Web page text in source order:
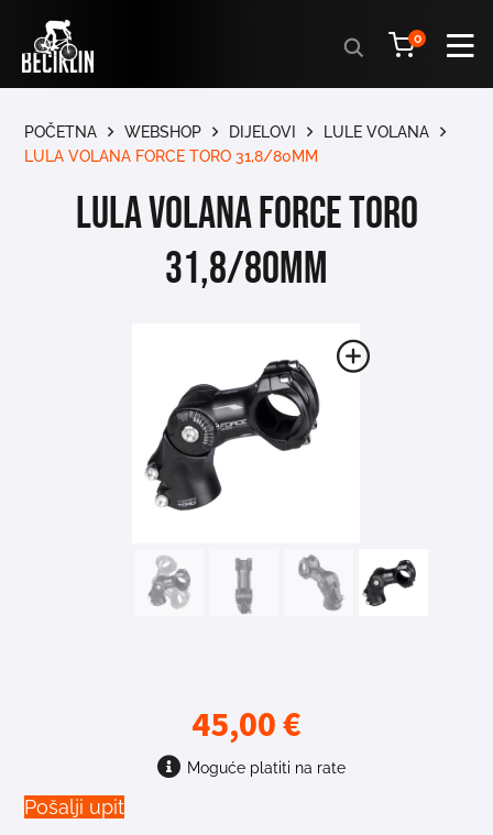
Products
search
0
POČETNA WEBSHOP DIJELOVI
LULE VOLANA
LULA VOLANA FORCE TORO 31,8/80MM
LULA VOLANA FORCE TORO
31,8/80mm
45,00€
Moguće platiti na rate
Pošalji upit